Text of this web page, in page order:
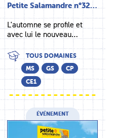
Petite Salamandre n°32…
L'automne se profile et
avec lui le nouveau…
TOUS DOMAINES
MS
GS
CP
CE1
ÉVÉNEMENT